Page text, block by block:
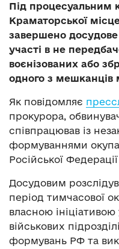
Під процесуальним
Краматорської
завершено
участі в не
воєнізованих або
одного з мешканців
Як повідомляє
прокурора,
співпрацював із
формуваннями
Російської
Досудовим
період тимчасової
власною
військових
формувань РФ та